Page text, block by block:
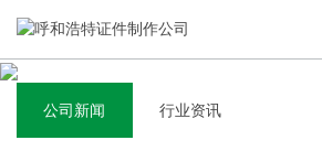
公司新闻 行业资讯